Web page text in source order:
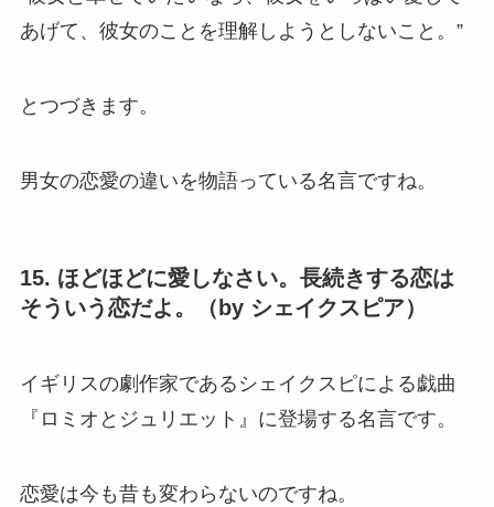
あげて、彼女のことを理解しようとしないこと。”
とつづきます。
男女の恋愛の違いを物語っている名言ですね。
15. ほどほどに愛しなさい。長続きする恋は
そういう恋だよ。（by シェイクスピア）
イギリスの劇作家であるシェイクスピによる戯曲
『ロミオとジュリエット』に登場する名言です。
恋愛は今も昔も変わらないのですね。